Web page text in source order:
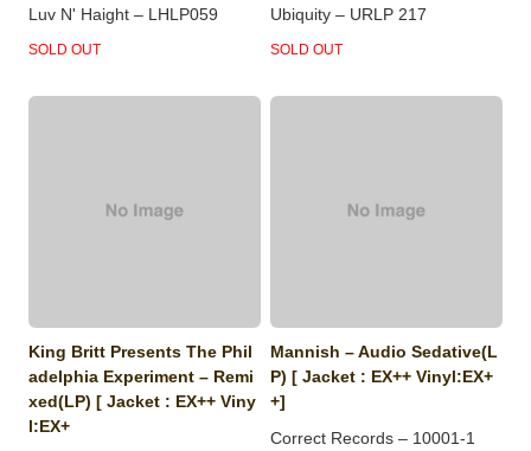
Luv N' Haight ‎– LHLP059
SOLD OUT
Ubiquity ‎– URLP 217
SOLD OUT
King Britt Presents The Phil
adelphia Experiment ‎– Remi
xed(LP) [ Jacket : EX++ Viny
l:EX+
Mannish ‎– Audio Sedative(L
P) [ Jacket : EX++ Vinyl:EX+
+]
Correct Records ‎– 10001-1